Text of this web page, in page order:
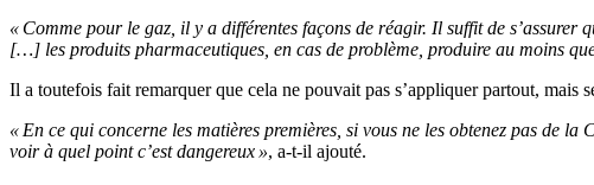
« Comme pour le gaz, il y a différentes façons de réagir. Il suffit de
[…] les produits pharmaceutiques, en cas de problème, produire au moins
Il a toutefois fait remarquer que cela ne pouvait pas s’appliquer partout, mais
« En ce qui concerne les matières premières, si vous ne les obtenez pas de
voir à quel point c’est dangereux », a-t-il ajouté.